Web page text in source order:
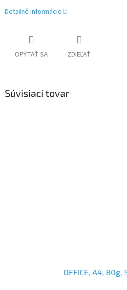
Detailné informácie
OPÝTAŤ SA ZDIEĽAŤ
Súvisiaci tovar
OFFICE, A4, 80g,